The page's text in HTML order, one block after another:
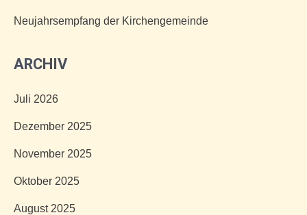
Neujahrsempfang der Kirchengemeinde
ARCHIV
Juli 2026
Dezember 2025
November 2025
Oktober 2025
August 2025